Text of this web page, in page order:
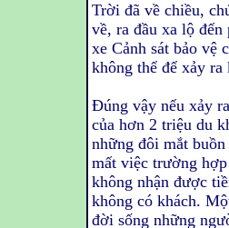
Trời đã về chiều,
về, ra đầu xa lộ
xe Cảnh sát bảo vệ
không thể để xảy
Đúng vậy nếu xảy
của hơn 2 triệu du
những đôi mắt
mất việc trường
không nhận được
không có khách.
đời sống những